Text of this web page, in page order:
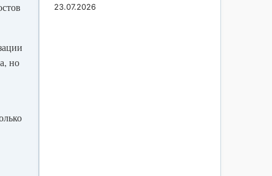
но
23.07.2026